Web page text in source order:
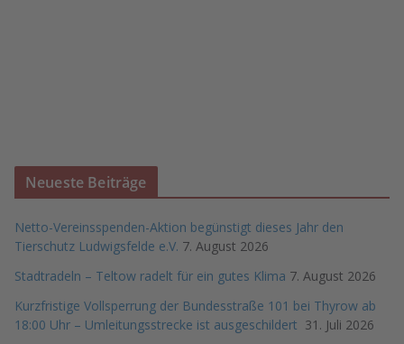
Neueste Beiträge
Netto-Vereinsspenden-Aktion begünstigt dieses Jahr den
Tierschutz Ludwigsfelde e.V. 7. August 2026
Stadtradeln – Teltow radelt für ein gutes Klima 7. August 2026
Kurzfristige Vollsperrung der Bundesstraße 101 bei Thyrow ab
18:00 Uhr – Umleitungsstrecke ist ausgeschildert 31. Juli 2026